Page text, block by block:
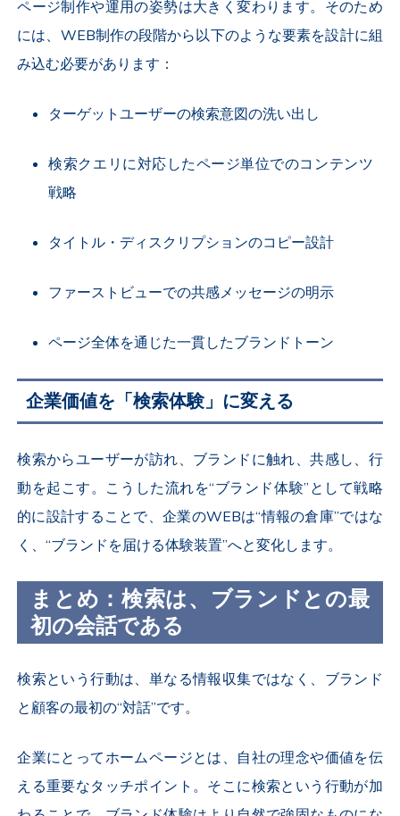
ページ制作や運用の姿勢は大きく変わります。 そのため
には、WEB制作の段階から以下のような要素を設計に組
み込む必要があります：
ターゲットユーザーの検索意図の洗い出し
検索クエリに対応したページ単位でのコンテンツ
戦略
タイトル・ディスクリプションのコピー設計
ファーストビューでの共感メッセージの明示
ページ全体を通じた一貫したブランドトーン
企業価値を「検索体験」に変える
検索からユーザーが訪れ、ブランドに触れ、共感し、行
動を起こす。こうした流れを“ブランド体験”として戦略
的に設計することで、企業のWEBは“情報の倉庫”ではな
く、“ブランドを届ける体験装置”へと変化します。
まとめ：検索は、ブランドとの最
初の会話である
検索という行動は、単なる情報収集ではなく、ブランド
と顧客の最初の“対話”です。
企業にとってホームページとは、自社の理念や価値を伝
える重要なタッチポイント。そこに検索という行動が加